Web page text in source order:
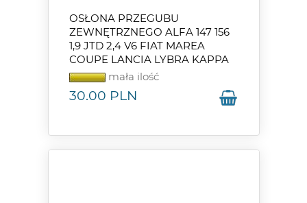
OSŁONA PRZEGUBU
ZEWNĘTRZNEGO ALFA 147 156
1,9 JTD 2,4 V6 FIAT MAREA
COUPE LANCIA LYBRA KAPPA
mała ilość
30.00 PLN